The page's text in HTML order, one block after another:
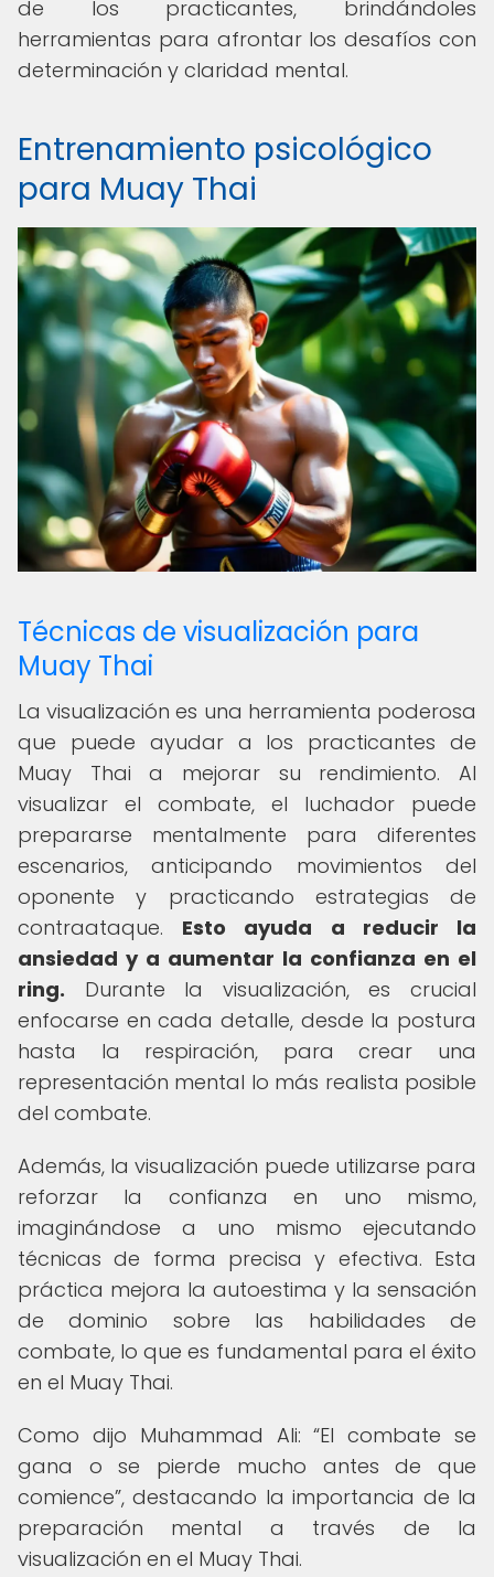
de los practicantes, brindándoles
herramientas para afrontar los desafíos con
determinación y claridad mental.
Entrenamiento psicológico
para Muay Thai
Técnicas de visualización para
Muay Thai
La visualización es una herramienta poderosa
que puede ayudar a los practicantes de
Muay Thai a mejorar su rendimiento. Al
visualizar el combate, el luchador puede
prepararse mentalmente para diferentes
escenarios, anticipando movimientos del
oponente y practicando estrategias de
contraataque. Esto ayuda a reducir la
ansiedad y a aumentar la confianza en el
ring. Durante la visualización, es crucial
enfocarse en cada detalle, desde la postura
hasta la respiración, para crear una
representación mental lo más realista posible
del combate.
Además, la visualización puede utilizarse para
reforzar la confianza en uno mismo,
imaginándose a uno mismo ejecutando
técnicas de forma precisa y efectiva. Esta
práctica mejora la autoestima y la sensación
de dominio sobre las habilidades de
combate, lo que es fundamental para el éxito
en el Muay Thai.
Como dijo Muhammad Ali: El combate se
gana o se pierde mucho antes de que
comience , destacando la importancia de la
preparación mental a través de la
visualización en el Muay Thai.